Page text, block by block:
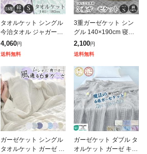
タオルケット シングル
今治タオル ジャガード
織り 綿100% 日本製 夏
用 140×180 花柄 今治
4,060円
送料無料
3重ガーゼケット シン
グル 140×190cm 寝具
布団 ふとん 掛け布団
ケット コットン100%
2,100円
送料無料
ガーゼケット シングル
タオルケット ガーゼ キ
ガーゼケット ダブル タ
オルケット ガーゼ キル